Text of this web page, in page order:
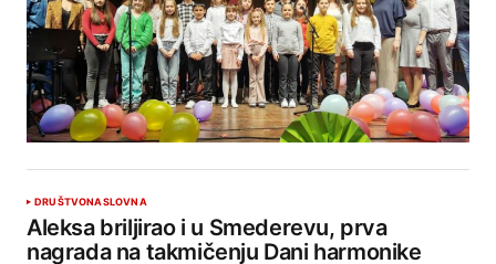
DRUŠTVONASLOVNA
Aleksa briljirao i u Smederevu, prva
nagrada na takmičenju Dani harmonike